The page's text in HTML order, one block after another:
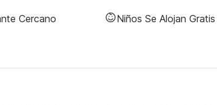
Cercano Niños Se Alojan Gratis